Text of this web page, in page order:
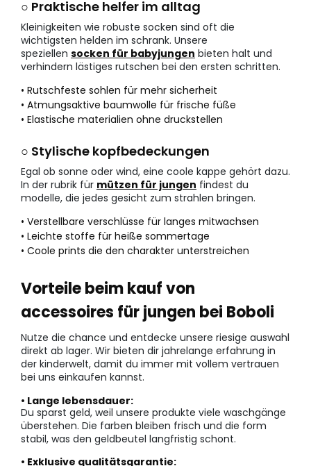
○ Praktische helfer im alltag
Kleinigkeiten wie robuste socken sind oft die
wichtigsten helden im schrank. Unsere
speziellen socken für babyjungen bieten halt und
verhindern lästiges rutschen bei den ersten schritten.
• Rutschfeste sohlen für mehr sicherheit
• Atmungsaktive baumwolle für frische füße
• Elastische materialien ohne druckstellen
○ Stylische kopfbedeckungen
Egal ob sonne oder wind, eine coole kappe gehört dazu.
In der rubrik für mützen für jungen findest du
modelle, die jedes gesicht zum strahlen bringen.
• Verstellbare verschlüsse für langes mitwachsen
• Leichte stoffe für heiße sommertage
• Coole prints die den charakter unterstreichen
Vorteile beim kauf von
accessoires für jungen bei Boboli
Nutze die chance und entdecke unsere riesige auswahl
direkt ab lager. Wir bieten dir jahrelange erfahrung in
der kinderwelt, damit du immer mit vollem vertrauen
bei uns einkaufen kannst.
• Lange lebensdauer:
Du sparst geld, weil unsere produkte viele waschgänge
überstehen. Die farben bleiben frisch und die form
stabil, was den geldbeutel langfristig schont.
• Exklusive qualitätsgarantie: